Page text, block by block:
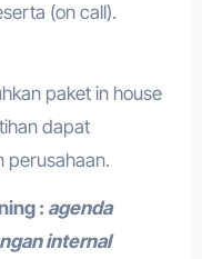
(on call).
paket in house
dapat
perusahaan.
: agenda
internal